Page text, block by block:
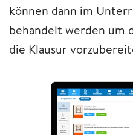
können dann im
behandelt werden um
die Klausur